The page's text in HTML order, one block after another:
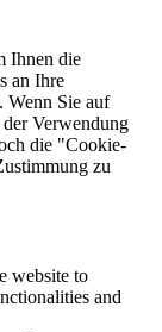
Ihnen die
an Ihre
Wenn Sie auf
Verwendung
die "Cookie-
zu
website to
and